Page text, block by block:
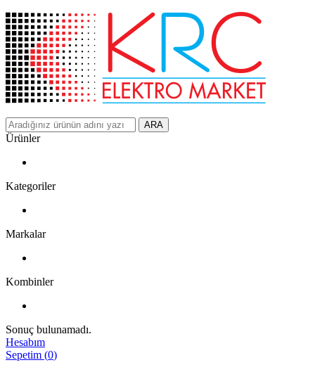
ARA
Ürünler
Kategoriler
Markalar
Kombinler
Sonuç bulunamadı.
Hesabım
Sepetim (0)